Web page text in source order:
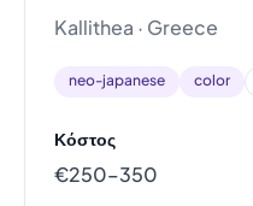
Kallithea · Greece
neo-japanese color
Κόστος
€250–350